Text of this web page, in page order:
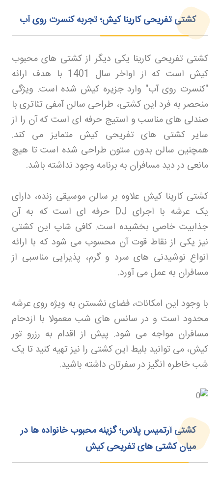
کشتی تفریحی کارینا کیش؛ تجربه کنسرت روی آب
کشتی تفریحی کارینا یکی دیگر از کشتی های محبوب
کیش است که از اواخر سال 1401 با هدف ارائه
"کنسرت روی آب" وارد جزیره کیش شده است. ویژگی
منحصر به فرد این کشتی، طراحی سالن آمفی تئاتری با
صندلی های مناسب و استیج حرفه ای است که آن را از
سایر کشتی های تفریحی کیش متمایز می کند.
همچنین سالن بدون ستون طراحی شده است تا هیچ
مانعی در دید مسافران به برنامه وجود نداشته باشد.
کشتی کارینا کیش علاوه بر سالن موسیقی زنده، دارای
یک عرشه با اجرایDJ
حرفه ای است که به آن
جذابیت خاصی بخشیده است. کافی شاپ این کشتی
نیز یکی از نقاط قوت آن محسوب می شود که با ارائه
انواع نوشیدنی های سرد و گرم، پذیرایی مناسبی از
مسافران به عمل می آورد.
با وجود این امکانات، فضای نشستن به ویژه روی عرشه
محدود است و در سانس های شب معمولا با ازدحام
مسافران مواجه می شود. پیش از اقدام به رزرو تور
کیش، می توانید بلیط این کشتی را نیز تهیه کنید تا یک
شب خاطره انگیز در سفرتان داشته باشید.
کشتی آرتمیس پلاس؛ گزینه محبوب خانواده‌ ها در
میان کشتی های تفریحی کیش